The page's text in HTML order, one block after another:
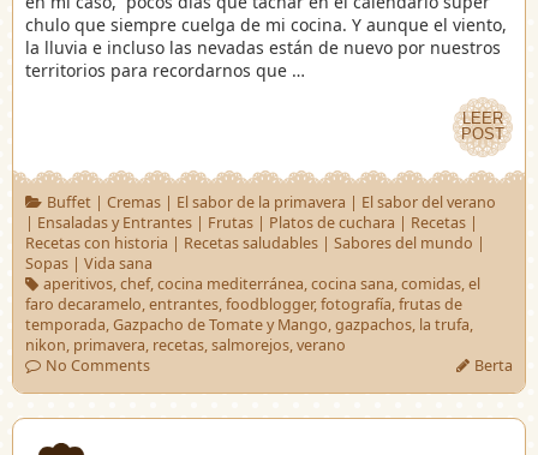
chulo que siempre cuelga de mi cocina. Y aunque el viento,
la lluvia e incluso las nevadas están de nuevo por nuestros
territorios para recordarnos que …
LEER
POST
LEER
POST
Buffet| Cremas| El sabor de la primavera | El sabor del verano
| Ensaladas y Entrantes | Frutas | Platos de cuchara | Recetas |
Recetas con historia | Recetas saludables | Sabores del mundo |
Sopas | Vida sana
aperitivos,chef,cocina mediterránea,cocina sana,comidas,el
faro decaramelo,entrantes,foodblogger,fotografía,frutas de
temporada,Gazpacho de Tomate y Mango,gazpachos, la trufa,
nikon, primavera, recetas,salmorejos,verano
No Comments
Berta